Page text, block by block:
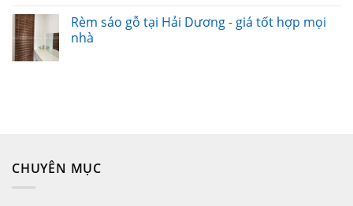
Rèm sáo gỗ tại Hải Dương - giá tốt hợp mọi
nhà
CHUYÊN MỤC